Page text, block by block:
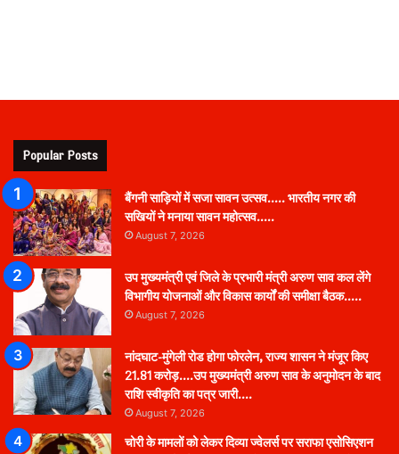
Popular Posts
बैंगनी साड़ियों में सजा सावन उत्सव….. भारतीय नगर की
सखियों ने मनाया सावन महोत्सव…..
August 7, 2026
उप मुख्यमंत्री एवं जिले के प्रभारी मंत्री अरुण साव कल लेंगे
विभागीय योजनाओं और विकास कार्यों की समीक्षा बैठक…..
August 7, 2026
नांदघाट-मुंगेली रोड होगा फोरलेन, राज्य शासन ने मंजूर किए
21.81 करोड़….उप मुख्यमंत्री अरुण साव के अनुमोदन के बाद
राशि स्वीकृति का पत्र जारी….
August 7, 2026
चोरी के मामलों को लेकर दिव्या ज्वेलर्स पर सराफा एसोसिएशन